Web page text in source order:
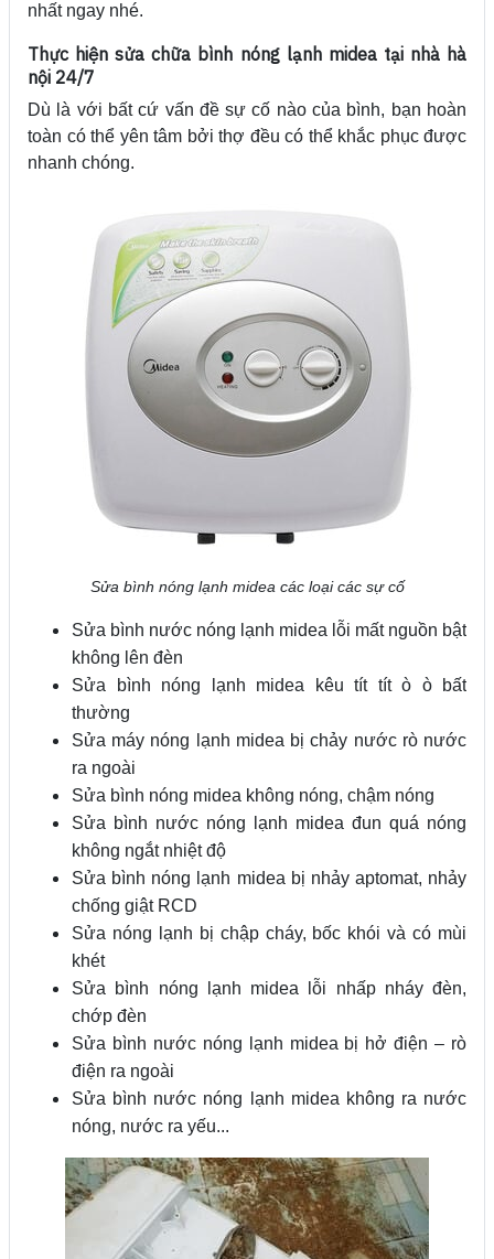
nhất ngay nhé.
Thực hiện sửa chữa bình nóng lạnh midea tại nhà hà
nội 24/7
Dù là với bất cứ vấn đề sự cố nào của bình, bạn hoàn
toàn có thể yên tâm bởi thợ đều có thể khắc phục được
nhanh chóng.
Sửa bình nóng lạnh midea các loại các sự cố
Sửa bình nước nóng lạnh midea lỗi mất nguồn bật
không lên đèn
Sửa bình nóng lạnh midea kêu tít tít ò ò bất
thường
Sửa máy nóng lạnh midea bị chảy nước rò nước
ra ngoài
Sửa bình nóng midea không nóng, chậm nóng
Sửa bình nước nóng lạnh midea đun quá nóng
không ngắt nhiệt độ
Sửa bình nóng lạnh midea bị nhảy aptomat, nhảy
chống giật RCD
Sửa nóng lạnh bị chập cháy, bốc khói và có mùi
khét
Sửa bình nóng lạnh midea lỗi nhấp nháy đèn,
chớp đèn
Sửa bình nước nóng lạnh midea bị hở điện – rò
điện ra ngoài
Sửa bình nước nóng lạnh midea không ra nước
nóng, nước ra yếu...